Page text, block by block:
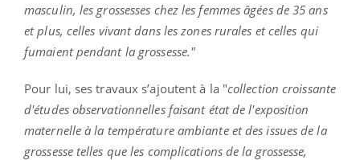
masculin, les grossesses chez les femmes âgées de 35 ans
et plus, celles vivant dans les zones rurales et celles qui
fumaient pendant la grossesse."
Pour lui, ses travaux s’ajoutent à la "collection croissante
d'études observationnelles faisant état de l'exposition
maternelle à la température ambiante et des issues de la
grossesse telles que les complications de la grossesse,